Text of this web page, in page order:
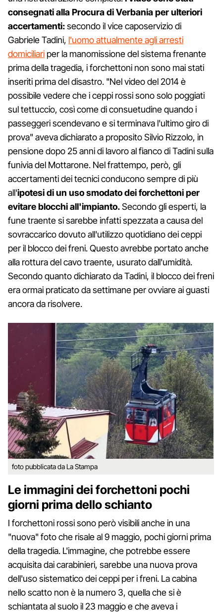
consegnati alla Procura di Verbania per ulteriori
accertamenti:secondo il vice caposervizio di
Gabriele Tadini, l'uomo attualmente agli arresti
domiciliari per la manomissione del sistema frenante
prima della tragedia, i forchettoni non sono mai stati
inseriti prima del disastro. "Nel video del 2014 è
possibile vedere che i ceppi rossi sono solo poggiati
sul tettuccio, così come di consuetudine quando i
passeggeri scendevano e si terminava l'ultimo giro di
prova" aveva dichiarato a proposito Silvio Rizzolo, in
pensione dopo 25 anni di lavoro al fianco di Tadini sulla
funivia del Mottarone. Nel frattempo, però, gli
accertamenti dei tecnici conducono sempre di più
all'ipotesi di un uso smodato dei forchettoni per
evitare blocchi all'impianto.Secondo gli esperti, la
fune traente si sarebbe infatti spezzata a causa del
sovraccarico dovuto all'utilizzo quotidiano dei ceppi
per il blocco dei freni. Questo avrebbe portato anche
alla rottura del cavo traente, usurato dall'umidità.
Secondo quanto dichiarato da Tadini, il blocco dei freni
era ormai praticato da settimane per ovviare ai guasti
ancora da risolvere.
foto pubblicata da La Stampa
Le immagini dei forchettoni pochi
giorni prima dello schianto
I forchettoni rossi sono però visibili anche in una
"nuova" foto che risale al 9 maggio, pochi giorni prima
della tragedia. L'immagine, che potrebbe essere
acquisita dai carabinieri, sarebbe una nuova prova
dell'uso sistematico dei ceppi per i freni. La cabina
nello scatto non è la numero 3, quella che si è
schiantata al suolo il 23 maggio e che aveva i